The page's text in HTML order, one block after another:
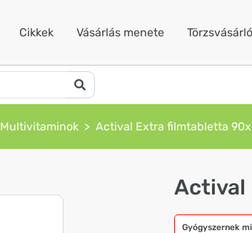
Cikkek Vásárlás menete
Multivitaminok Actival Extra filmtabletta 90x
Actival
Gyógyszernek